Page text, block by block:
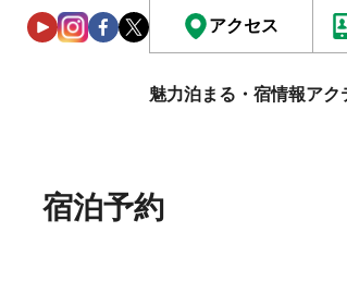
アクセス
魅力泊まる・宿情報アク
宿泊予約